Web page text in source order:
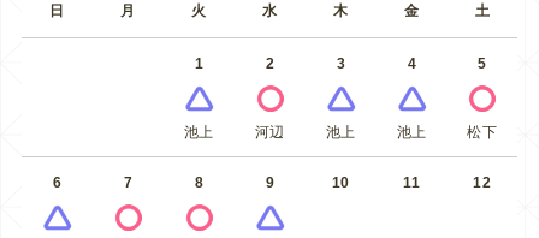
日 月 火 水 木 金 土
1
池上
2
河辺
3
池上
4
池上
5
松下
6 7 8 9 10 11 12